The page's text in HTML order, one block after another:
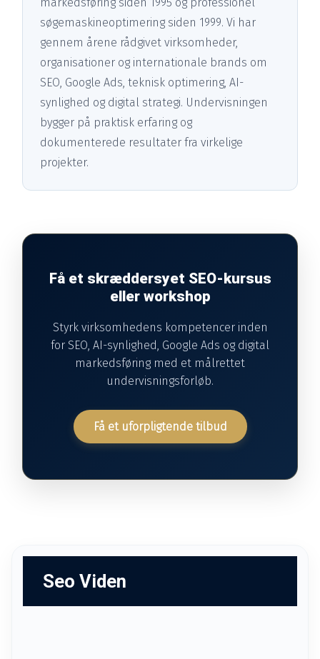
søgemaskineoptimering siden 1999. Vi har
gennem årene rådgivet virksomheder,
organisationer og internationale brands om
SEO, Google Ads, teknisk optimering, AI-
synlighed og digital strategi. Undervisningen
bygger på praktisk erfaring og
dokumenterede resultater fra virkelige
projekter.
Få et skræddersyet SEO-kursus
eller workshop
Styrk virksomhedens kompetencer inden
for SEO, AI-synlighed, Google Ads og digital
markedsføring med et målrettet
undervisningsforløb.
Få et uforpligtende tilbud
Seo Viden